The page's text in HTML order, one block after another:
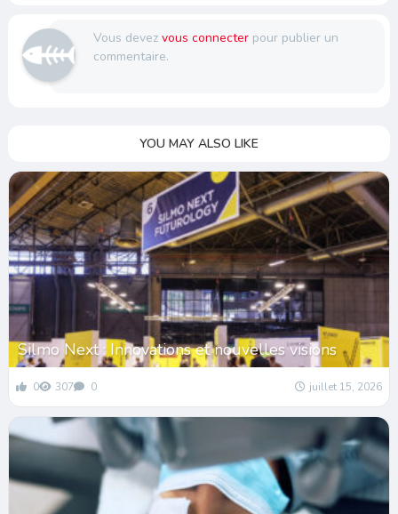
Vous devez vous connecterpour publier un
commentaire.
YOU MAY ALSO LIKE
Silmo Next : Innovations et nouvelles visions
0 307 0 juillet 15, 2026